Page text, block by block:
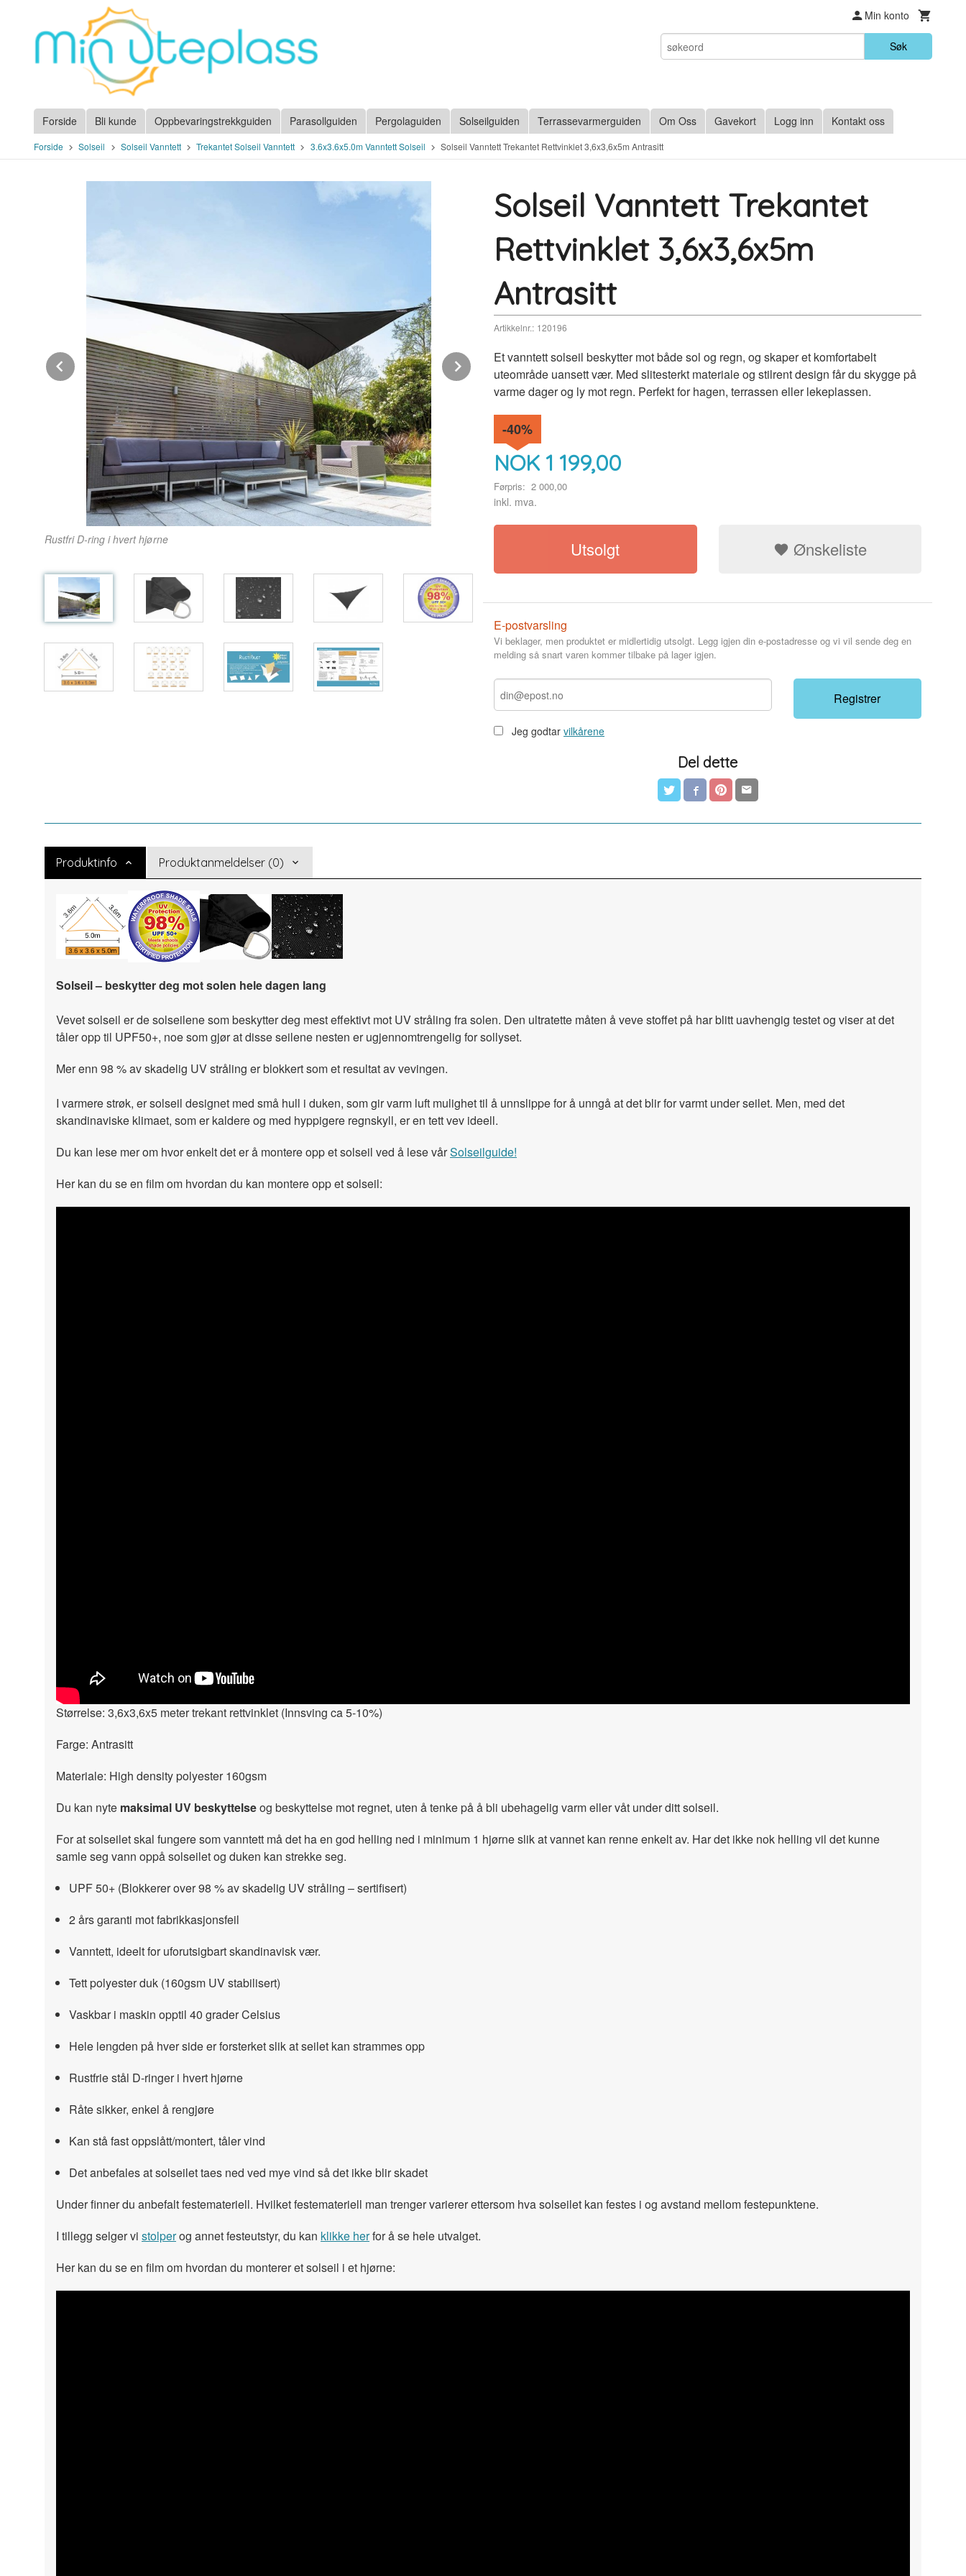
innholdet
Min konto
Søk
Forside Bli kunde Oppbevaringstrekkguiden Parasollguiden Pergolaguiden Solseilguiden Terrassevarmerguiden Om Oss Gavekort Logg inn Kontakt oss
Forside Solseil Solseil Vanntett Trekantet Solseil Vanntett 3.6x3.6x5.0m Vanntett Solseil Solseil Vanntett Trekantet Rettvinklet 3,6x3,6x5m Antrasitt
Rustfri D-ring i hvert hjørne
Prev Next
Solseil Vanntett Trekantet
Rettvinklet 3,6x3,6x5m
Antrasitt
Artikkelnr.: 120196
Et vanntett solseil beskytter mot både sol og regn, og skaper et komfortabelt
uteområde uansett vær. Med slitesterkt materiale og stilrent design får du skygge på
varme dager og ly mot regn. Perfekt for hagen, terrassen eller lekeplassen.
NOK 1 199,00
Førpris: 2 000,00
Rabatt
-40%
inkl. mva.
Utsolgt Ønskeliste
E-postvarsling
Vi beklager, men produktet er midlertidig utsolgt. Legg igjen din e-postadresse og vi vil sende deg en
melding så snart varen kommer tilbake på lager igjen.
Jeg godtar vilkårene
Registrer
Del dette
Produktinfo Produktanmeldelser (0)
Solseil – beskytter deg mot solen hele dagen lang
Vevet solseil er de solseilene som beskytter deg mest effektivt mot UV stråling fra solen. Den ultratette måten å veve stoffet på har blitt uavhengig testet og viser at det
tåler opp til UPF50+, noe som gjør at disse seilene nesten er ugjennomtrengelig for sollyset.
Mer enn 98 % av skadelig UV stråling er blokkert som et resultat av vevingen.
I varmere strøk, er solseil designet med små hull i duken, som gir varm luft mulighet til å unnslippe for å unngå at det blir for varmt under seilet. Men, med det
skandinaviske klimaet, som er kaldere og med hyppigere regnskyll, er en tett vev ideell.
Du kan lese mer om hvor enkelt det er å montere opp et solseil ved å lese vårSolseilguide!
Her kan du se en film om hvordan du kan montere opp et solseil:
" width="300" height="150">
Størrelse: 3,6x3,6x5 meter trekant rettvinklet (Innsving ca 5-10%)
Farge: Antrasitt
Materiale: High density polyester 160gsm
Du kan nyte maksimal UV beskyttelseog beskyttelse mot regnet, uten å tenke på å bli ubehagelig varm eller våt under ditt solseil.
For at solseilet skal fungere som vanntett må det ha en god helling ned i minimum 1 hjørne slik at vannet kan renne enkelt av. Har det ikke nok helling vil det kunne
samle seg vann oppå solseilet og duken kan strekke seg.
UPF 50+ (Blokkerer over 98 % av skadelig UV stråling – sertifisert)
2 års garanti mot fabrikkasjonsfeil
Vanntett, ideelt for uforutsigbart skandinavisk vær.
Tett polyester duk (160gsm UV stabilisert)
Vaskbar i maskin opptil 40 grader Celsius
Hele lengden på hver side er forsterket slik at seilet kan strammes opp
Rustfrie stål D-ringer i hvert hjørne
Råte sikker, enkel å rengjøre
Kan stå fast oppslått/montert, tåler vind
Det anbefales at solseilet taes ned ved mye vind så det ikke blir skadet
Under finner du anbefalt festemateriell. Hvilket festemateriell man trenger varierer ettersom hva solseilet kan festes i og avstand mellom festepunktene.
I tillegg selger vi stolperog annet festeutstyr, du kan klikke herfor å se hele utvalget.
Her kan du se en film om hvordan du monterer et solseil i et hjørne: